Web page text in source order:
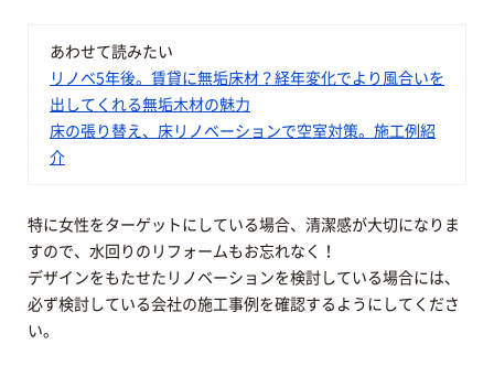
あわせて読みたい
リノベ5年後。賃貸に無垢床材？経年変化でより風合いを
出してくれる無垢木材の魅力
床の張り替え、床リノベーションで空室対策。施工例紹
介
特に女性をターゲットにしている場合、清潔感が大切になりま
すので、水回りのリフォームもお忘れなく！
デザインをもたせたリノベーションを検討している場合には、
必ず検討している会社の施工事例を確認するようにしてくださ
い。